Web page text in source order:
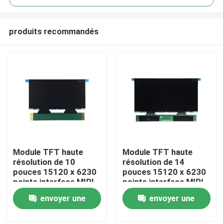
Maison
Produits
produits recommandés
Module TFT haute
résolution de 10
pouces 15120 x 6230
points interface MIPI
Pour imprimante 3D
envoyer une
Module TFT haute
résolution de 14
pouces 15120 x 6230
points interface MIPI
pour imprimante 3D
envoyer une